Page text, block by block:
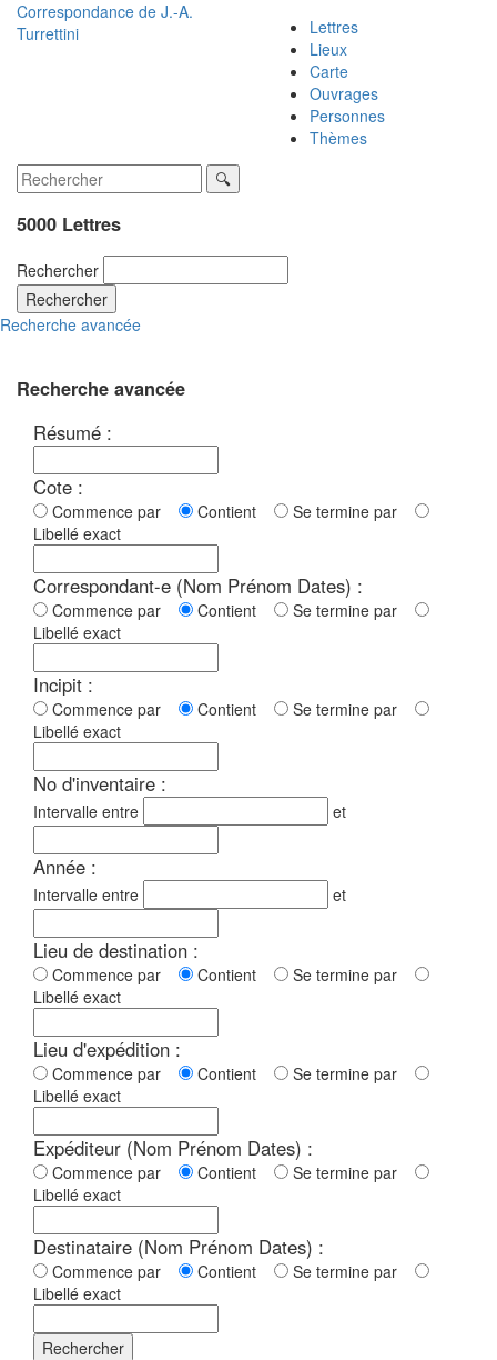
Correspondance de J.-A.
Turrettini
Lettres
Lieux
Carte
Ouvrages
Personnes
Thèmes
5000 Lettres
Rechercher
Rechercher
Recherche avancée
Recherche avancée
Résumé :
Cote :
Commence par Contient
Se termine par
Libellé exact
Correspondant-e (Nom Prénom Dates) :
Commence par Contient
Se termine par
Libellé exact
Incipit :
Commence par Contient
Se termine par
Libellé exact
No d'inventaire :
Intervalle entre et
Année :
Intervalle entre et
Lieu de destination :
Commence par Contient
Se termine par
Libellé exact
Lieu d'expédition :
Commence par Contient
Se termine par
Libellé exact
Expéditeur (Nom Prénom Dates) :
Commence par Contient
Se termine par
Libellé exact
Destinataire (Nom Prénom Dates) :
Commence par Contient
Se termine par
Libellé exact
Rechercher